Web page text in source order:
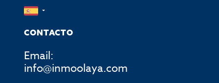
CONTACTO
Email:
info@inmoolaya.com